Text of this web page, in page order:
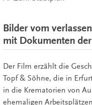
Bilder vom
mit Dokumenten
Der Film erzählt die
Topf & Söhne, die in
in die Krematorien von
ehemaligen